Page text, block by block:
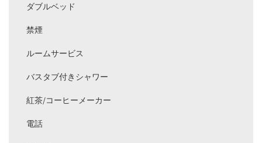
ダブルベッド
禁煙
ルームサービス
バスタブ付きシャワー
紅茶/コーヒーメーカー
電話